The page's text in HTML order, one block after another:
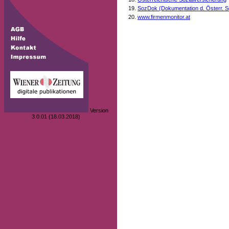
Version
3.0.01 (18.03.2018)
SozDok (Dokumentation d. Österr.
www.firmenmonitor.at